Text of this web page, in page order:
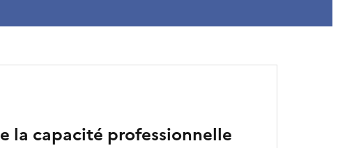
la capacité professionnelle